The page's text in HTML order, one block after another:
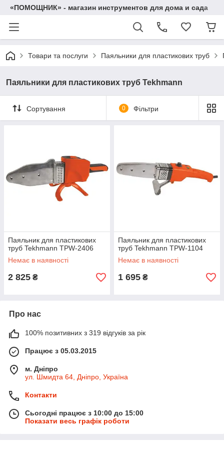
«ПОМОЩНИК» - магазин инструментов для дома и сада
Товари та послуги Паяльники для пластикових труб
Паяльники для пластикових труб Tekhmann
Сортування 0 Фільтри
Паяльник для пластикових
труб Tekhmann TPW-2406
Немає в наявності
2 825 ₴
Паяльник для пластикових
труб Tekhmann TPW-1104
Немає в наявності
1 695 ₴
Про нас
100% позитивних з 319 відгуків за рік
Працює з 05.03.2015
м. Дніпро
ул. Шмидта 64, Дніпро, Україна
Контакти
Сьогодні працює з 10:00 до 15:00
Показати весь графік роботи